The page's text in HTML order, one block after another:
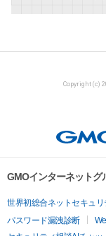
Copyright (c)
GMOインターネットグ
世界初総合ネットセキュリ
パスワード漏洩診断